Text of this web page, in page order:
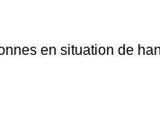
en situation de